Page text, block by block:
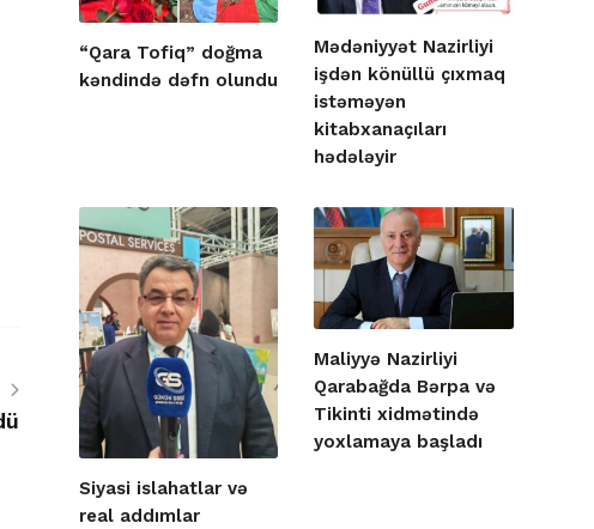
“Qara Tofiq” doğma
kəndində dəfn olundu
Mədəniyyət Nazirliyi
işdən könüllü çıxmaq
istəməyən
kitabxanaçıları
hədələyir
Siyasi islahatlar və
real addımlar
Maliyyə Nazirliyi
Qarabağda Bərpa və
Tikinti xidmətində
yoxlamaya başladı